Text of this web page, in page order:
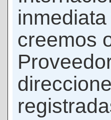
creemos